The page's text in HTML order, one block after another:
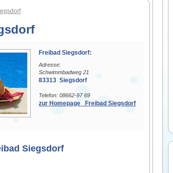
Freibad Siegsdorf:
Adresse:
Schwimmbadweg 21
83313 Siegsdorf
Telefon: 08662-97 69
zur Homepage Freibad Siegsdorf
Siegsdorf